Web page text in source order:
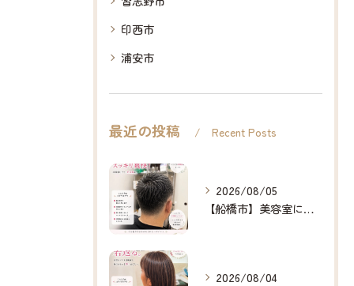
印西市
浦安市
最近の投稿 Recent Posts
2026/08/05
【船橋市】美容室に行けない…をなくしたい✂️✨
2026/08/04